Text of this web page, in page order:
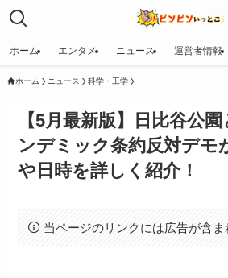
ホーム エンタメ ニュース 運営者情報
ホーム ニュース 科学・工学
【5月最新版】日比谷公
ンデミック条約反対デモ
や日時を詳しく紹介！
当ページのリンクには広告が含ま